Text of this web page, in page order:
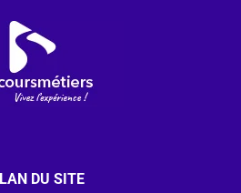
DU SITE